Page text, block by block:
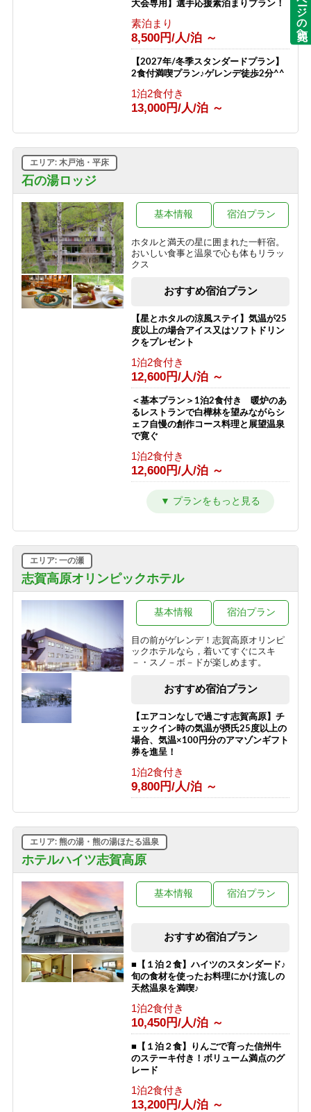
大会専用】選手応援素泊まりプラン！
素泊まり
8,500円/人/泊 ～
【2027年/冬季スタンダードプラン】
2食付満喫プラン♪ゲレンデ徒歩2分^^
1泊2食付き
13,000円/人/泊 ～
石の湯ロッジ
エリア: 木戸池・平床
ホタルと満天の星に囲まれた一軒宿。
おいしい食事と温泉で心も体もリラッ
クス
基本情報 宿泊プラン
おすすめ宿泊プラン
【星とホタルの涼風ステイ】気温が25
度以上の場合アイス又はソフトドリン
クをプレゼント
1泊2食付き
12,600円/人/泊 ～
＜基本プラン＞1泊2食付き 暖炉のあ
るレストランで白樺林を望みながらシ
ェフ自慢の創作コース料理と展望温泉
で寛ぐ
1泊2食付き
12,600円/人/泊 ～
【2〜3連泊割★10％OFF】シーツ交換
は3日に1回でお得！連泊で志賀高原を
【訳あり＆エコプラン】★お一人様
1000円OFF★お料理少なめ＆エコアメ
ニティでお得（2食付）
1泊2食付き
9,700円/人/泊 ～
【志賀高原100トレイル】応援プラン
素泊まり
志賀高原オリンピックホテル
エリア: 一の瀬
目の前がゲレンデ！志賀高原オリンピ
ックホテルなら，着いてすぐにスキ
－・スノ－ボ－ドが楽しめます。
基本情報 宿泊プラン
おすすめ宿泊プラン
【エアコンなしで過ごす志賀高原】チ
ェックイン時の気温が摂氏25度以上の
場合、気温×100円分のアマゾンギフト
券を進呈！
1泊2食付き
9,800円/人/泊 ～
ホテルハイツ志賀高原
エリア: 熊の湯・熊の湯ほたる温泉
基本情報 宿泊プラン
おすすめ宿泊プラン
■【１泊２食】ハイツのスタンダード♪
旬の食材を使ったお料理にかけ流しの
天然温泉を満喫♪
1泊2食付き
10,450円/人/泊 ～
■【１泊２食】りんごで育った信州牛
のステーキ付き！ボリューム満点のグ
レード
1泊2食付き
13,200円/人/泊 ～
ページの先頭へ